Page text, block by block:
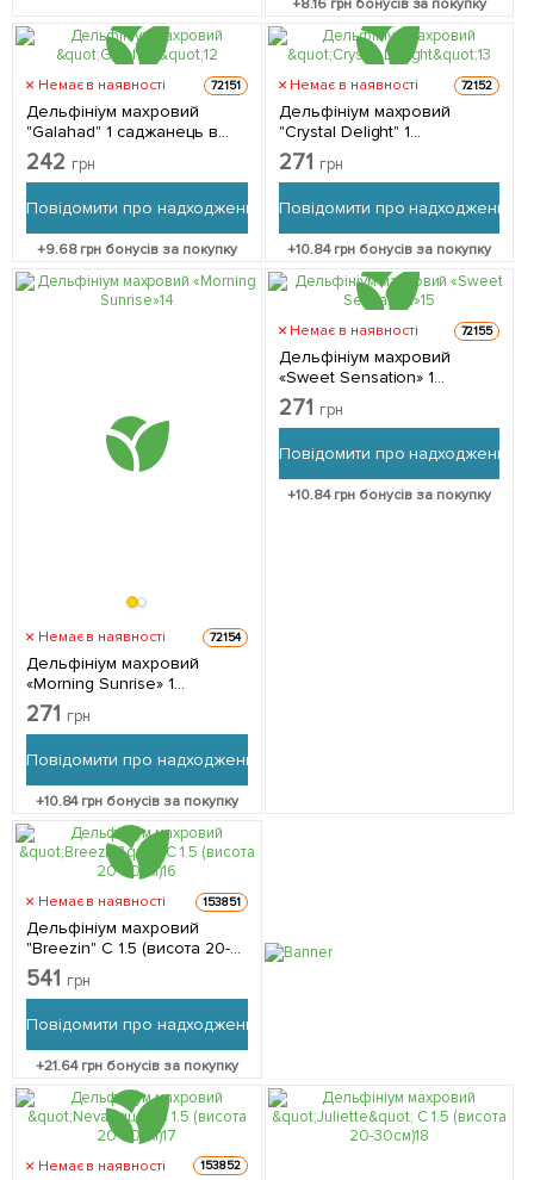
+8.16грн бонусів за покупку
Немає в наявності 72151
Дельфініум махровий
"Galahad" 1 саджанець в
упаковці
242 грн
Повідомити про надходження
+9.68грн бонусів за покупку
Немає в наявності 72152
Дельфініум махровий
"Crystal Delight" 1
саджанець в упаковці
271 грн
Повідомити про надходження
+10.84грн бонусів за покупку
Немає в наявності 72154
Дельфініум махровий
«Morning Sunrise» 1
саджанець в упаковці
271 грн
Повідомити про надходження
+10.84грн бонусів за покупку
Немає в наявності 72155
Дельфініум махровий
«Sweet Sensation» 1
саджанець в упаковці
271 грн
Повідомити про надходження
+10.84грн бонусів за покупку
Немає в наявності 153851
Дельфініум махровий
"Breezin" C 1.5 (висота 20-
30см) 1 саджанець в
упаковці
541 грн
Повідомити про надходження
+21.64грн бонусів за покупку
Немає в наявності 153852